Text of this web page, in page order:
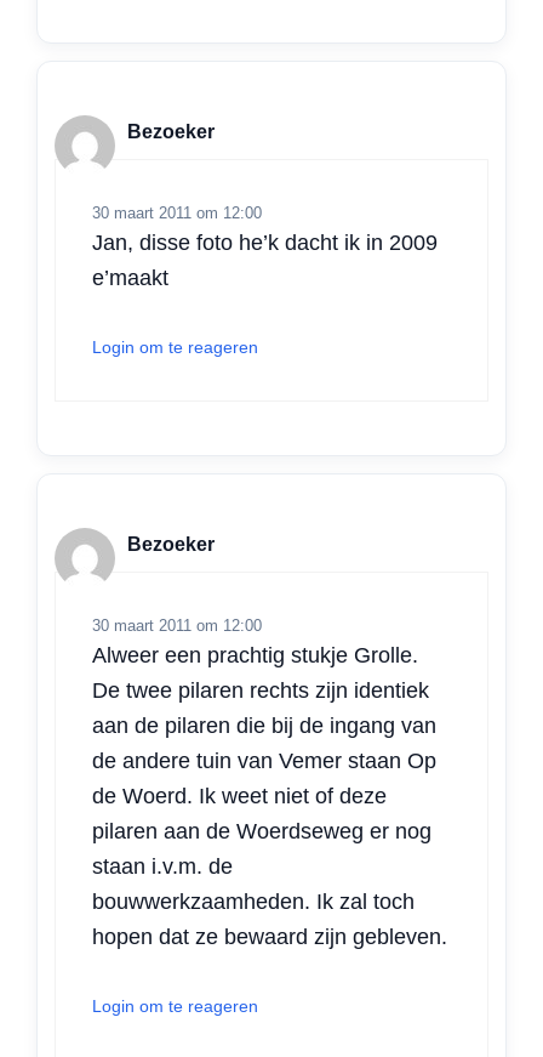
Bezoeker
30 maart 2011 om 12:00
Jan, disse foto he’k dacht ik in 2009
e’maakt
Login om te reageren
Bezoeker
30 maart 2011 om 12:00
Alweer een prachtig stukje Grolle.
De twee pilaren rechts zijn identiek
aan de pilaren die bij de ingang van
de andere tuin van Vemer staan Op
de Woerd. Ik weet niet of deze
pilaren aan de Woerdseweg er nog
staan i.v.m. de
bouwwerkzaamheden. Ik zal toch
hopen dat ze bewaard zijn gebleven.
Login om te reageren